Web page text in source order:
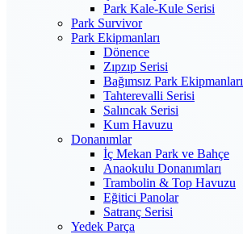
Park Kale-Kule Serisi
Park Survivor
Park Ekipmanları
Dönence
Zıpzıp Serisi
Bağımsız Park Ekipmanları
Tahterevalli Serisi
Salıncak Serisi
Kum Havuzu
Donanımlar
İç Mekan Park ve Bahçe
Anaokulu Donanımları
Trambolin & Top Havuzu
Eğitici Panolar
Satranç Serisi
Yedek Parça